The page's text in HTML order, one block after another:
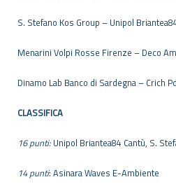
S. Stefano Kos Group – Unipol
Menarini Volpi Rosse Firenze – Deco
Dinamo Lab Banco di Sardegna – Crich
CLASSIFICA
16 punti:Unipol Briantea84 Cantù, S.
14 punti: Asinara Waves E-Ambiente